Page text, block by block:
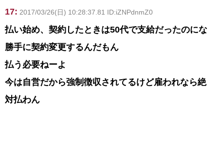
17: 2017/03/26(日) 10:28:37.81 ID:iZNPdnmZ0
払い始め、契約したときは50代で支給だったのにな
勝手に契約変更するんだもん
払う必要ねーよ
今は自営だから強制徴収されてるけど雇われなら絶
対払わん